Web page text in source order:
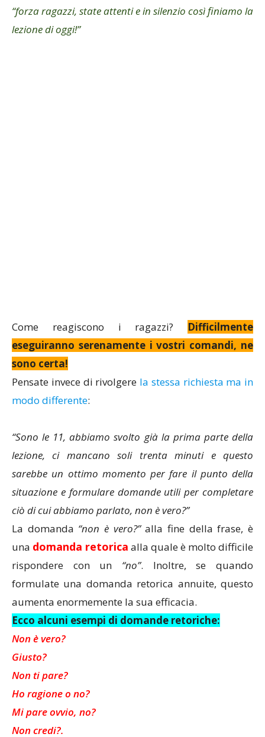
“forza ragazzi, state attenti e in silenzio così finiamo la
lezione di oggi!”
Come reagiscono i ragazzi? Difficilmente
eseguiranno serenamente i vostri comandi, ne
sono certa!
Pensate invece di rivolgere la stessa richiesta ma in
modo differente:
“Sono le 11, abbiamo svolto già la prima parte della
lezione, ci mancano soli trenta minuti e questo
sarebbe un ottimo momento per fare il punto della
situazione e formulare domande utili per completare
ciò di cui abbiamo parlato, non è vero?”
La domanda “non è vero?”alla fine della frase, è
una domanda retorica alla quale è molto difficile
rispondere con un “no”. Inoltre, se quando
formulate una domanda retorica annuite, questo
aumenta enormemente la sua efficacia.
Ecco alcuni esempi di domande retoriche:
Non è vero?
Giusto?
Non ti pare?
Ho ragione o no?
Mi pare ovvio, no?
Non credi?.